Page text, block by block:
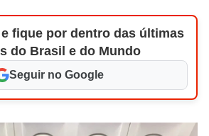
fique por dentro das últimas
do Brasil e do Mundo
Seguir no Google